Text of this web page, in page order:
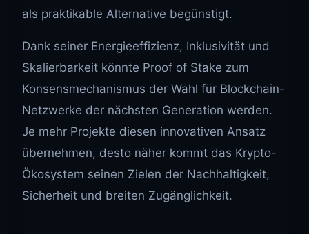
als praktikable Alternative begünstigt.
Dank seiner Energieeffizienz, Inklusivität und
Skalierbarkeit könnte Proof of Stake zum
Konsensmechanismus der Wahl für Blockchain-
Netzwerke der nächsten Generation werden.
Je mehr Projekte diesen innovativen Ansatz
übernehmen, desto näher kommt das Krypto-
Ökosystem seinen Zielen der Nachhaltigkeit,
Sicherheit und breiten Zugänglichkeit.